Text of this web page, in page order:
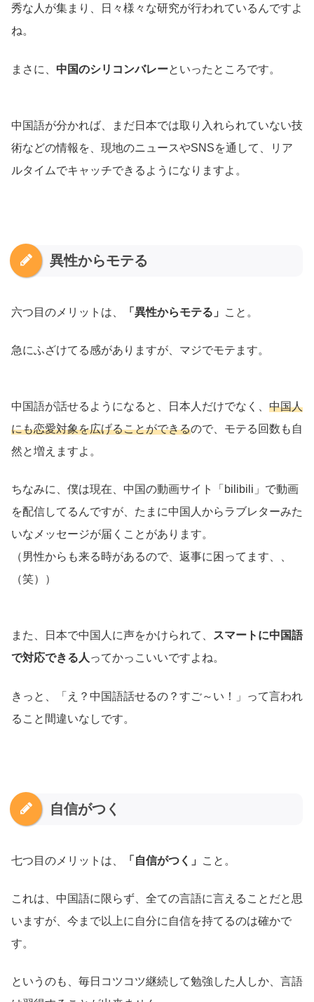
秀な人が集まり、日々様々な研究が行われているんですよ
ね。
まさに、 中国のシリコンバレーといったところです。
中国語が分かれば、まだ日本では取り入れられていない技
術などの情報を、現地のニュースやSNSを通して、リア
ルタイムでキャッチできるようになりますよ。
異性からモテる
六つ目のメリットは、 「異性からモテる」 こと。
急にふざけてる感がありますが、マジでモテます。
中国語が話せるようになると、日本人だけでなく、 中国人
にも恋愛対象を広げることができるので、モテる回数も自
然と増えますよ。
ちなみに、僕は現在、中国の動画サイト「bilibili」で動画
を配信してるんですが、たまに中国人からラブレターみた
いなメッセージが届くことがあります。
（男性からも来る時があるので、返事に困ってます、、
（笑））
また、日本で中国人に声をかけられて、
スマートに中国語
で対応できる人 ってかっこいいですよね。
きっと、「え？中国語話せるの？すご～い！」って言われ
ること間違いなしです。
自信がつく
七つ目のメリットは、 「自信がつく」 こと。
これは、中国語に限らず、全ての言語に言えることだと思
いますが、今まで以上に自分に自信を持てるのは確かで
す。
というのも、毎日コツコツ継続して勉強した人しか、言語